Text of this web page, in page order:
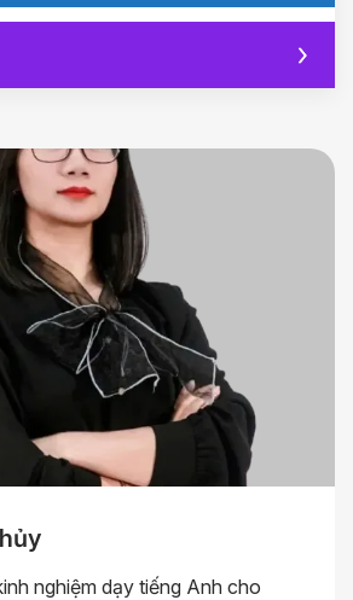
nghiệm dạy tiếng Anh cho